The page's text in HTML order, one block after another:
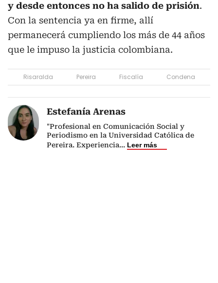
y desde entonces no ha salido de prisión.
Con la sentencia ya en firme, allí
permanecerá cumpliendo los más de 44 años
que le impuso la justicia colombiana.
Risaralda Pereira Fiscalía Condena
Estefanía Arenas
"Profesional en Comunicación Social y
Periodismo en la Universidad Católica de
Pereira. Experiencia... Leer más